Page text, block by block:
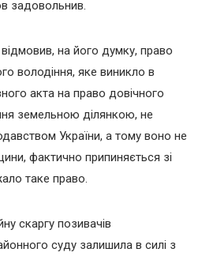
задовольнив.
на його думку, право
володіння, яке виникло в
акта на право довічного
земельною ділянкою, не
України, а тому воно не
фактично припиняється зі
таке право.
скаргу позивачів
суду залишила в силі з